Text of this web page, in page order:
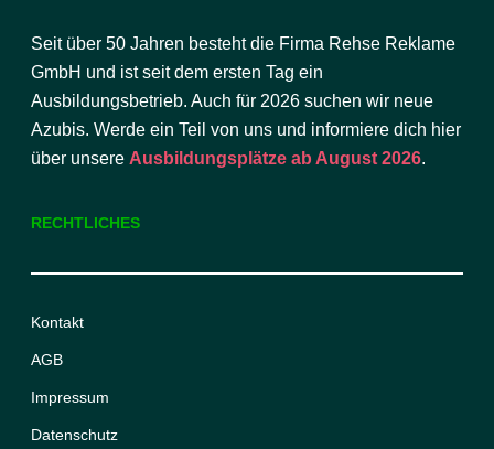
Seit über 50 Jahren besteht die Firma Rehse Reklame
GmbH und ist seit dem ersten Tag ein
Ausbildungsbetrieb. Auch für 2026 suchen wir neue
Azubis. Werde ein Teil von uns und informiere dich hier
über unsere Ausbildungsplätze ab August 2026.
RECHTLICHES
Kontakt
AGB
Impressum
Datenschutz